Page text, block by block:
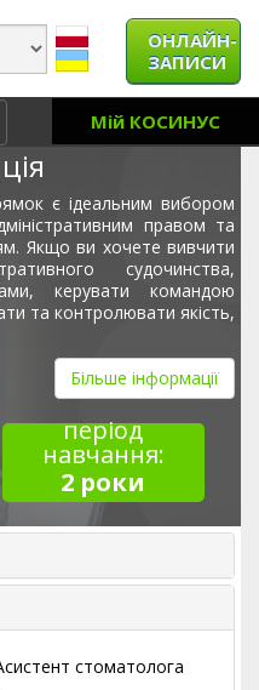
ОНЛАЙН-
ЗАПИСИ
Мій КОСИНУС
є ідеальним вибором
правом та
Якщо ви хочете вивчити
судочинства,
керувати командою
та контролювати якість,
Більше інформації
період
навчання:
2 роки
стоматолога